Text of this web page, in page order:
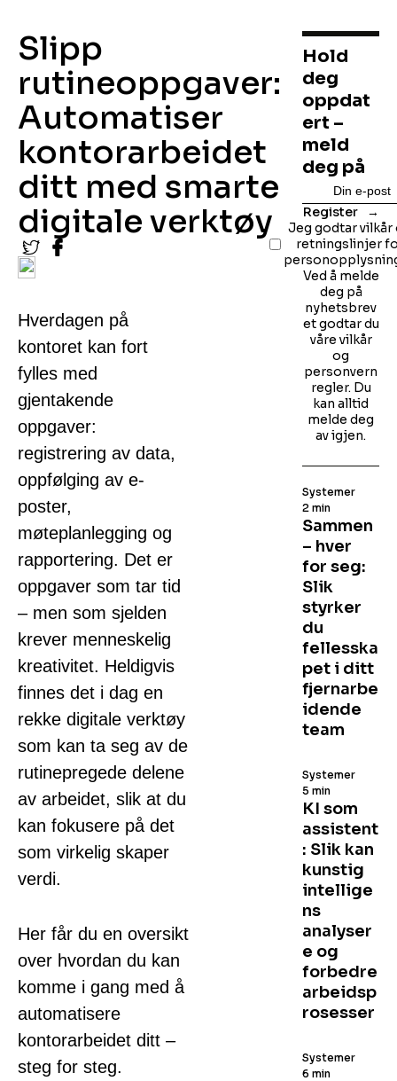
Slipp
rutineoppgaver:
Automatiser
kontorarbeidet
ditt med smarte
digitale verktøy
Hverdagen på
kontoret kan fort
fylles med
gjentakende
oppgaver:
registrering av data,
oppfølging av e-
poster,
møteplanlegging og
rapportering. Det er
oppgaver som tar tid
– men som sjelden
krever menneskelig
kreativitet. Heldigvis
finnes det i dag en
rekke digitale verktøy
som kan ta seg av de
rutinepregede delene
av arbeidet, slik at du
kan fokusere på det
som virkelig skaper
verdi.
Her får du en oversikt
over hvordan du kan
komme i gang med å
automatisere
kontorarbeidet ditt –
steg for steg.
Hold
deg
oppdat
ert –
meld
deg på
Register
Jeg godtar vilkår
retningslinjer
Ved å melde
deg på
nyhetsbrev
et godtar du
våre vilkår
og
personvern
regler. Du
kan alltid
melde deg
av igjen.
Sammen
– hver
for seg:
Slik
styrker
du
fellesska
pet i ditt
fjernarbe
idende
team
Systemer
2 min
KI som
assistent
: Slik kan
kunstig
intellige
ns
analyser
e og
forbedre
arbeidsp
rosesser
Systemer
5 min
Systemer
6 min